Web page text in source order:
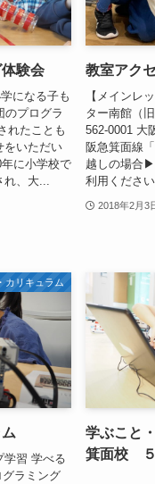
験会
になる子も
のプログラ
れたことも
をいただい
に小学校で
、大...
教室アク
【メインレ
ター南
562-0001 大
阪急箕面線
越しの場合
利用くださ
2018年2月3
カリキュラム
学習 学べる
ラミング
学ぶこと
箕面校